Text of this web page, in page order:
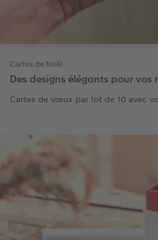
Cartes de Noël
Des designs élégants pour
Cartes de vœux par lot de 10 avec